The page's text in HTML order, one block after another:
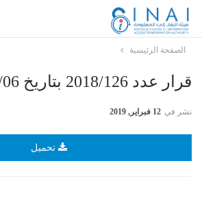
الصفحة الرئيسية
قرار عدد 2018/126 بتاريخ 2018/09/06
نشر في 12 فبراير, 2019
تحميل